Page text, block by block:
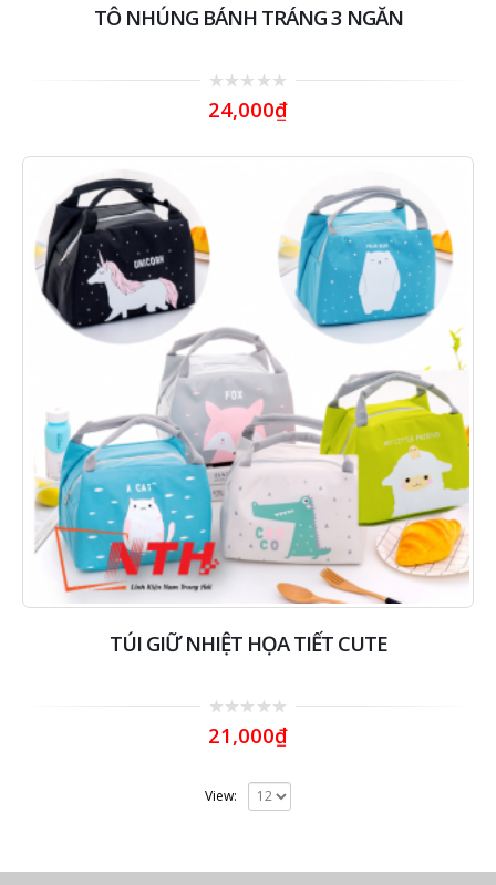
TÔ NHÚNG BÁNH TRÁNG 3 NGĂN
0
out
24,000₫
TÚI GIỮ NHIỆT HỌA TIẾT CUTE
0
out
21,000₫
View: